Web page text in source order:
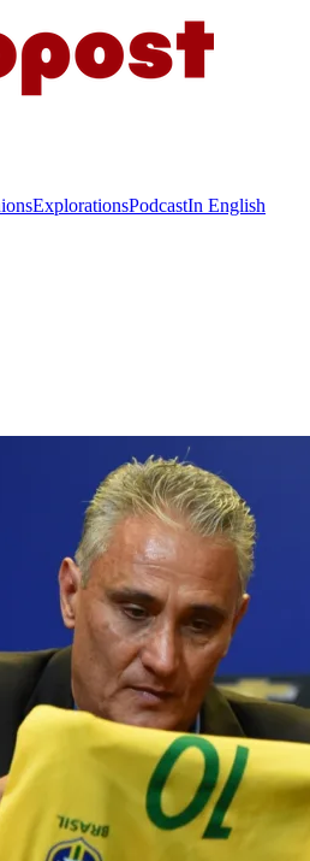
ExplorationsPodcastIn English